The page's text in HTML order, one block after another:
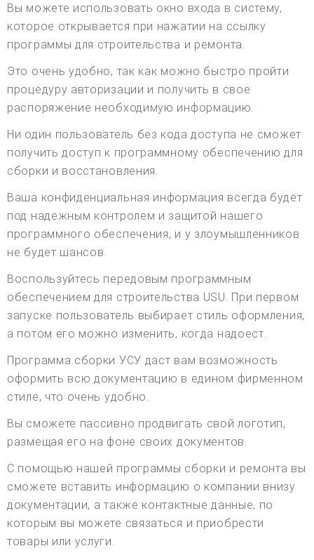
Вы можете использовать окно входа в систему,
которое открывается при нажатии на ссылку
программы для строительства и ремонта.
Это очень удобно, так как можно быстро пройти
процедуру авторизации и получить в свое
распоряжение необходимую информацию.
Ни один пользователь без кода доступа не сможет
получить доступ к программному обеспечению для
сборки и восстановления.
Ваша конфиденциальная информация всегда будет
под надежным контролем и защитой нашего
программного обеспечения, и у злоумышленников
не будет шансов.
Воспользуйтесь передовым программным
обеспечением для строительства USU. При первом
запуске пользователь выбирает стиль оформления,
а потом его можно изменить, когда надоест.
Программа сборки УСУ даст вам возможность
оформить всю документацию в едином фирменном
стиле, что очень удобно.
Вы сможете пассивно продвигать свой логотип,
размещая его на фоне своих документов.
С помощью нашей программы сборки и ремонта вы
сможете вставить информацию о компании внизу
документации, а также контактные данные, по
которым вы можете связаться и приобрести
товары или услуги.